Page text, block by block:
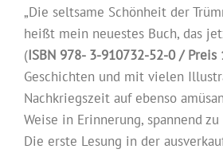
„Die seltsame Schönheit der
heißt mein neuestes Buch, das
(ISBN 978- 3-910732-52-0 / Preis
Geschichten und mit vielen
Nachkriegszeit auf ebenso
Weise in Erinnerung, spannend
Die erste Lesung in der